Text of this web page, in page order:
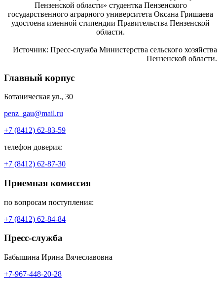
Пензенской области» студентка Пензенского
государственного аграрного университета Оксана Гришаева
удостоена именной стипендии Правительства Пензенской
области.
Источник: Пресс-служба Министерства сельского хозяйства
Пензенской области.
Главный корпус
Ботаническая ул., 30
penz_gau@mail.ru
+7 (8412) 62-83-59
телефон доверия:
+7 (8412) 62-87-30
Приемная комиссия
по вопросам поступления:
+7 (8412) 62-84-84
Пресс-служба
Бабышина Ирина Вячеславовна
+7-967-448-20-28